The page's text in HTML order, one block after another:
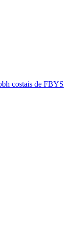
costais de FBYS